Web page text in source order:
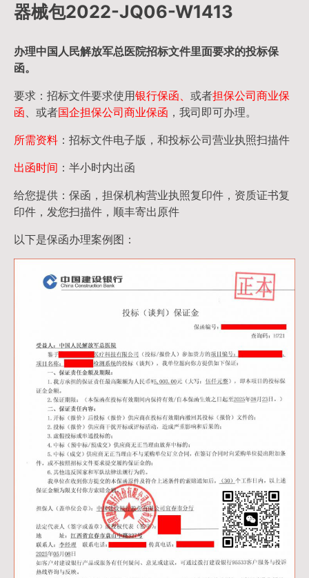
器械包2022-JQ06-W1413
办理中国人民解放军总医院招标文件里面要求的投标保
函。
要求：招标文件要求使用银行保函、 或者担保公司商业保
函 、或者国企担保公司商业保函 ，我司即可办理。
所需资料 ：招标文件电子版，和投标公司营业执照扫描件
出函时间 ：半小时内出函
给您提供：保函，担保机构营业执照复印件，资质证书复
印件，发您扫描件，顺丰寄出原件
以下是保函办理案例图：